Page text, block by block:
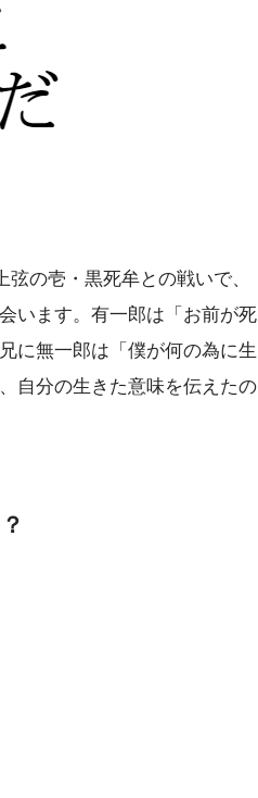
の壱・黒死牟との戦いで、
います。有一郎は「お前が死
に無一郎は「僕が何の為に生
自分の生きた意味を伝えたの